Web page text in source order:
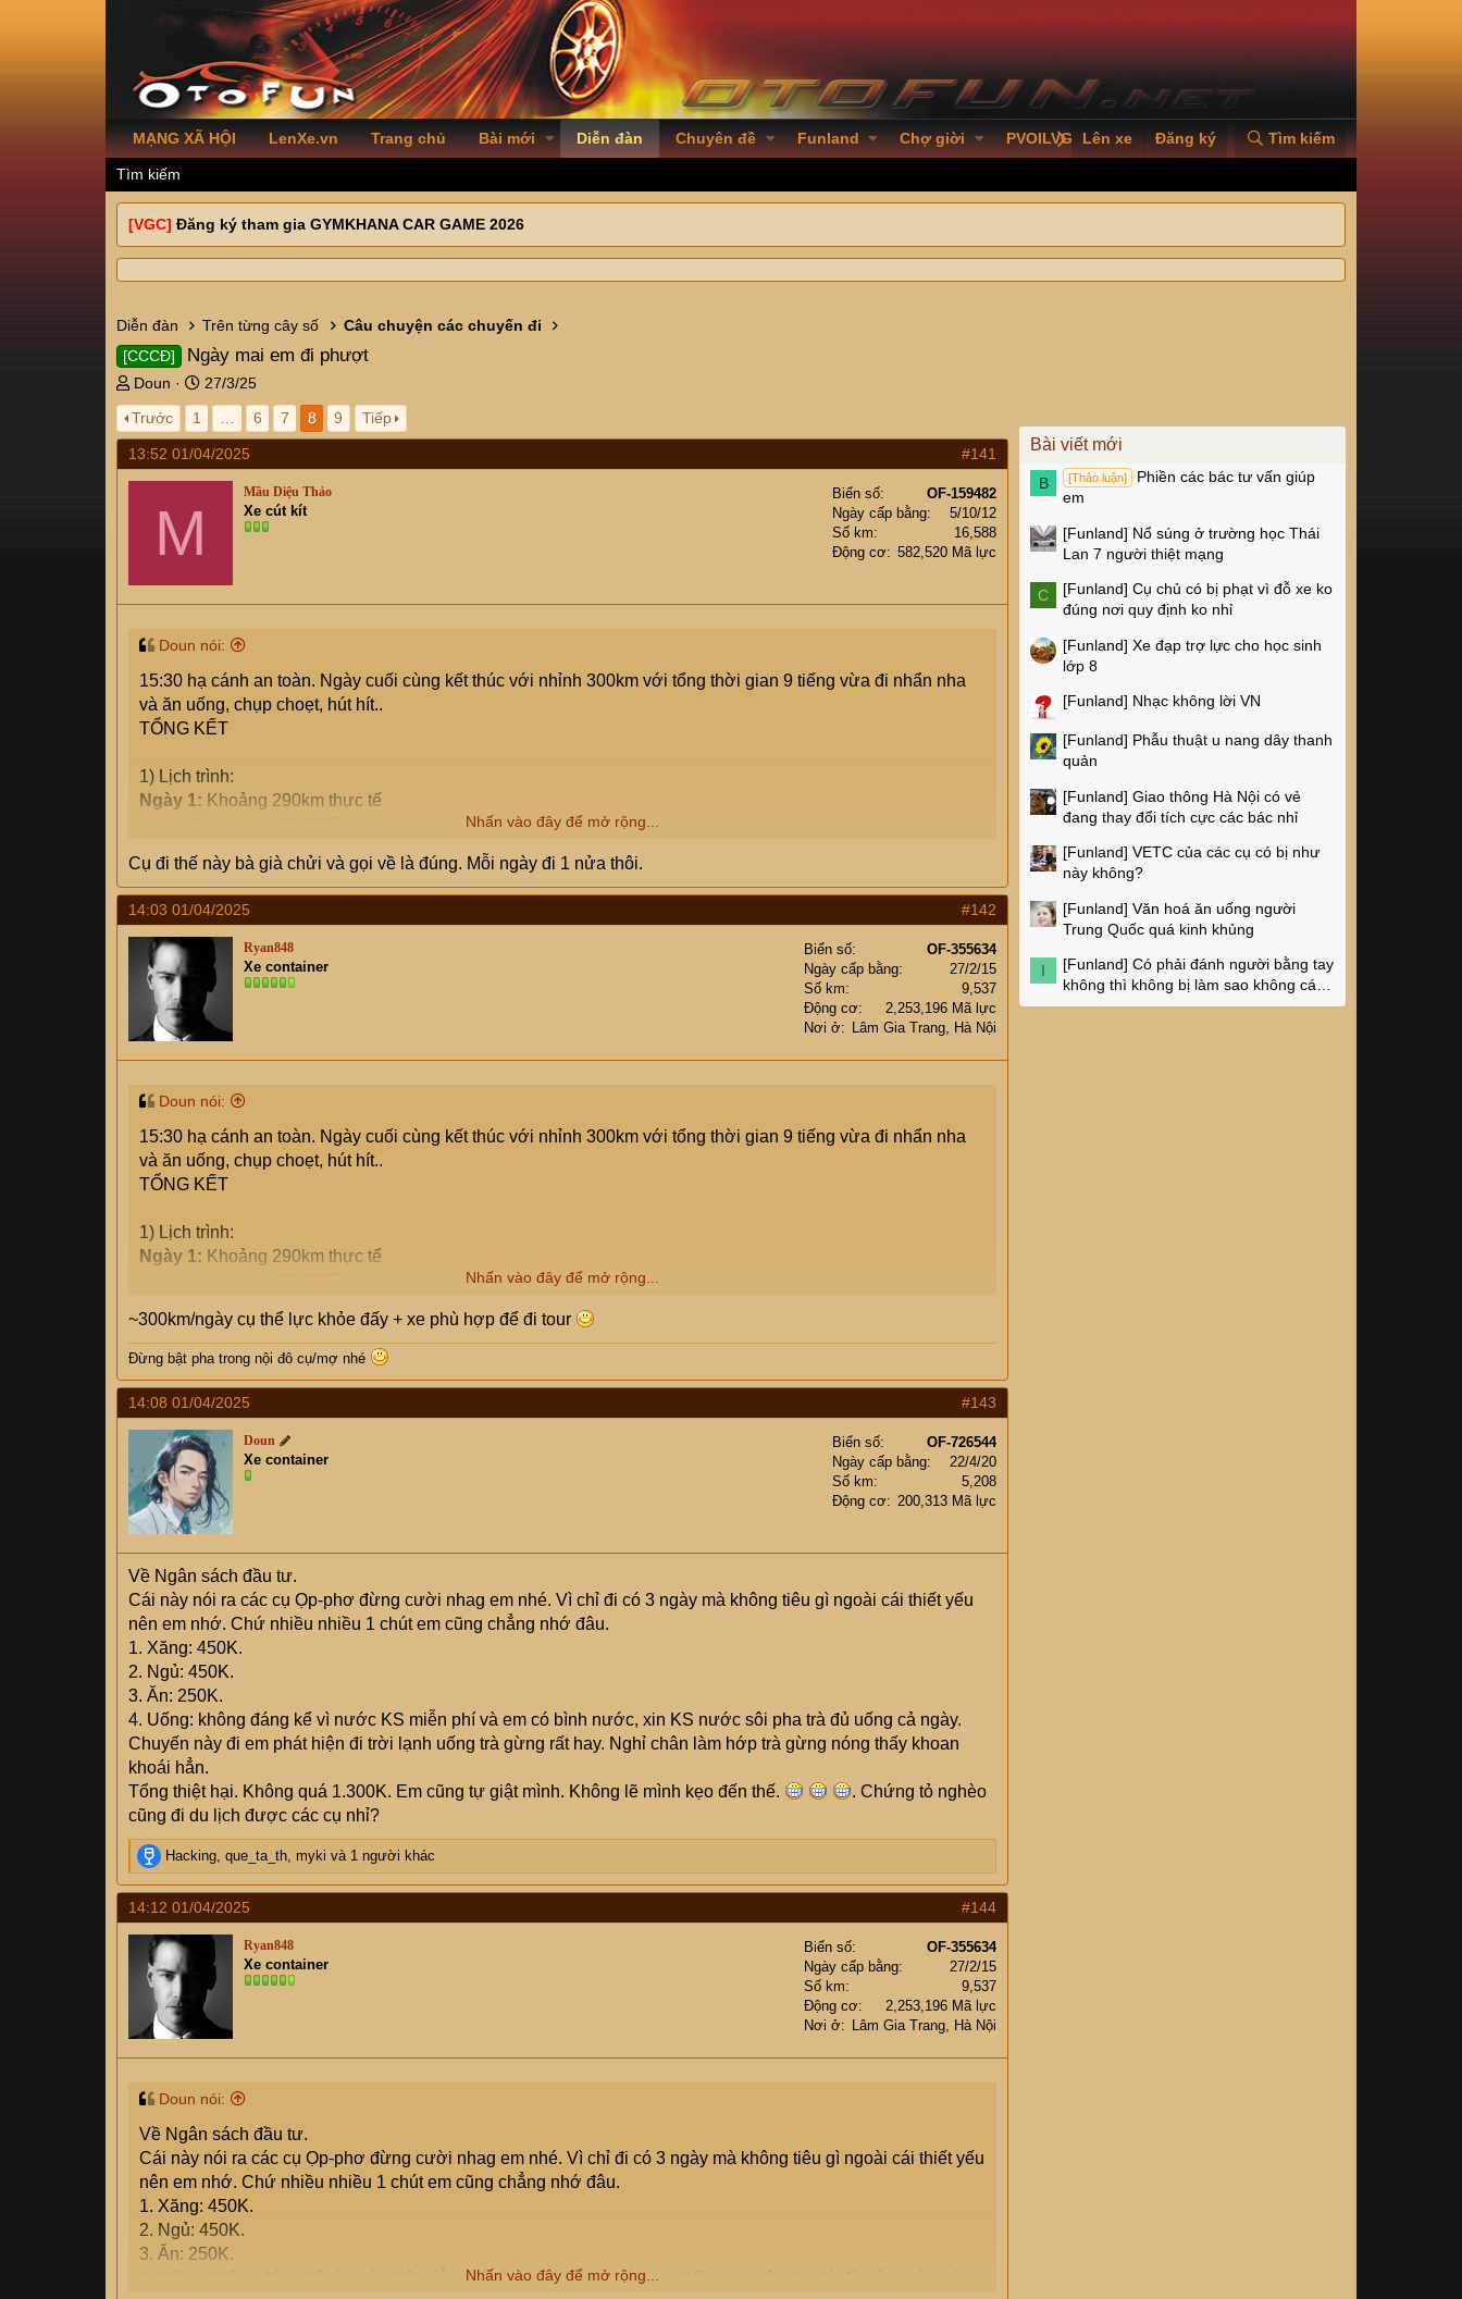
MẠNG XÃ HỘI LenXe.vn Trang chủ Bài mới Diễn đàn Chuyên đề Funland Chợ giời PVOILVGC2026
Lên xe Đăng ký Tìm kiếm
Tìm kiếm
[VGC] Đăng ký tham gia GYMKHANA CAR GAME 2026
Diễn đàn Trên từng cây số Câu chuyện các chuyến đi
[CCCĐ] Ngày mai em đi phượt
T
h
r
e
a
d
t
e
Doun
N
g
y
g
ử
27/3/25
Trước
1 6 7 8 9 Tiếp
13:52 01/04/2025 #141
M
Mầu Diệu Thảo
Xe cút kít
Biển số
OF-159482
Ngày cấp bằng
5/10/12
Số km
16,588
Động cơ
582,520 Mã lực
Doun nói:
15:30 hạ cánh an toàn. Ngày cuối cùng kết thúc với nhỉnh 300km với tổng thời gian 9 tiếng vừa đi nhẩn nha
và ăn uống, chụp choẹt, hút hít..
TỔNG KẾT
1) Lịch trình:
Ngày 1: Khoảng 290km thực tế
Ngày 2:Khoảng 280km thực tế.
View attachment 9052894
Ngày 3:
Khoảng 310km
View attachment 9052897
Nhấn vào đây để mở rộng...
Cụ đi thế này bà già chửi và gọi về là đúng. Mỗi ngày đi 1 nửa thôi.
14:03 01/04/2025 #142
Ryan848
Xe container
Biển số
OF-355634
Ngày cấp bằng
27/2/15
Số km
9,537
Động cơ
2,253,196 Mã lực
Nơi ở
Lâm Gia Trang, Hà Nội
Doun nói:
15:30 hạ cánh an toàn. Ngày cuối cùng kết thúc với nhỉnh 300km với tổng thời gian 9 tiếng vừa đi nhẩn nha
và ăn uống, chụp choẹt, hút hít..
TỔNG KẾT
1) Lịch trình:
Ngày 1: Khoảng 290km thực tế
Ngày 2:Khoảng 280km thực tế.
View attachment 9052894
Ngày 3:Khoảng 310km
View attachment 9052897
Nhấn vào đây để mở rộng...
~300km/ngày cụ thể lực khỏe đấy + xe phù hợp để đi tour
Đừng bật pha trong nội đô cụ/mợ nhé
14:08 01/04/2025 #143
Doun
Xe container
Biển số
OF-726544
Ngày cấp bằng
22/4/20
Số km
5,208
Động cơ
200,313 Mã lực
Về Ngân sách đầu tư.
Cái này nói ra các cụ Ọp-phơ đừng cười nhag em nhé. Vì chỉ đi có 3 ngày mà không tiêu gì ngoài cái thiết yếu
nên em nhớ. Chứ nhiều nhiều 1 chút em cũng chẳng nhớ đâu.
1. Xăng: 450K.
2. Ngủ: 450K.
3. Ăn: 250K.
4. Uống: không đáng kể vì nước KS miễn phí và em có bình nước, xin KS nước sôi pha trà đủ uống cả ngày.
Chuyến này đi em phát hiện đi trời lạnh uống trà gừng rất hay. Nghỉ chân làm hớp trà gừng nóng thấy khoan
khoái hẳn.
Tổng thiệt hại. Không quá 1.300K. Em cũng tự giật mình. Không lẽ mình kẹo đến thế.
. Chứng tỏ nghèo
cũng đi du lịch được các cụ nhỉ?
R
e
a
c
t
o
n
s
:
Hacking, que_ta_th, myki và 1 người khác
14:12 01/04/2025 #144
Ryan848
Xe container
Biển số
OF-355634
Ngày cấp bằng
27/2/15
Số km
9,537
Động cơ
2,253,196 Mã lực
Nơi ở
Lâm Gia Trang, Hà Nội
Doun nói:
Về Ngân sách đầu tư.
Cái này nói ra các cụ Ọp-phơ đừng cười nhag em nhé. Vì chỉ đi có 3 ngày mà không tiêu gì ngoài cái thiết yếu
nên em nhớ. Chứ nhiều nhiều 1 chút em cũng chẳng nhớ đâu.
1. Xăng: 450K.
2. Ngủ: 450K.
3. Ăn: 250K.
4. Uống: không đáng kể vì nước KS miễn phí và em có bình nước, xin KS nước sôi pha trà đủ uống cả ngày.
Nhấn vào đây để mở rộng...
Bài viết mới
B [Thảo luận]
Phiền các bác tư vấn giúp
em
[Funland] Nổ súng ở trường học Thái
Lan 7 người thiệt mạng
C [Funland] Cụ chủ có bị phạt vì đỗ xe ko
đúng nơi quy định ko nhỉ
[Funland] Xe đạp trợ lực cho học sinh
lớp 8
[Funland] Nhạc không lời VN
[Funland] Phẫu thuật u nang dây thanh
quản
[Funland] Giao thông Hà Nội có vẻ
đang thay đổi tích cực các bác nhỉ
[Funland] VETC của các cụ có bị như
này không?
[Funland] Văn hoá ăn uống người
Trung Quốc quá kinh khủng
I [Funland] Có phải đánh người bằng tay
không thì không bị làm sao không các
cụ?